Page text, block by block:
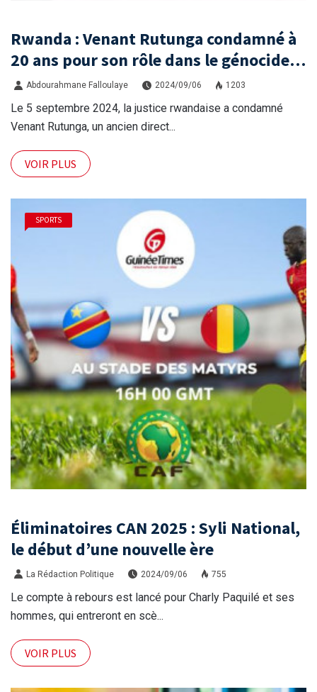
Rwanda : Venant Rutunga condamné à
20 ans pour son rôle dans le génocide
de 1994
Abdourahmane Falloulaye 2024/09/06 1203
Le 5 septembre 2024, la justice rwandaise a condamné
Venant Rutunga, un ancien direct...
VOIR PLUS
SPORTS
Éliminatoires CAN 2025 : Syli National,
le début d’une nouvelle ère
La Rédaction Politique 2024/09/06 755
Le compte à rebours est lancé pour Charly Paquilé et ses
hommes, qui entreront en scè...
VOIR PLUS